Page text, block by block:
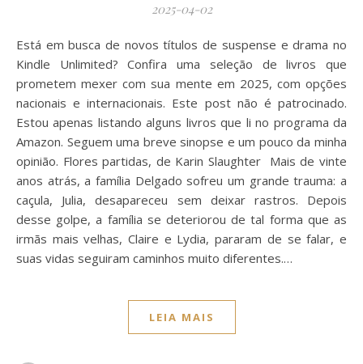
2025-04-02
Está em busca de novos títulos de suspense e drama no
Kindle Unlimited? Confira uma seleção de livros que
prometem mexer com sua mente em 2025, com opções
nacionais e internacionais. Este post não é patrocinado.
Estou apenas listando alguns livros que li no programa da
Amazon. Seguem uma breve sinopse e um pouco da minha
opinião. Flores partidas, de Karin Slaughter Mais de vinte
anos atrás, a família Delgado sofreu um grande trauma: a
caçula, Julia, desapareceu sem deixar rastros. Depois
desse golpe, a família se deteriorou de tal forma que as
irmãs mais velhas, Claire e Lydia, pararam de se falar, e
suas vidas seguiram caminhos muito diferentes.…
LEIA MAIS